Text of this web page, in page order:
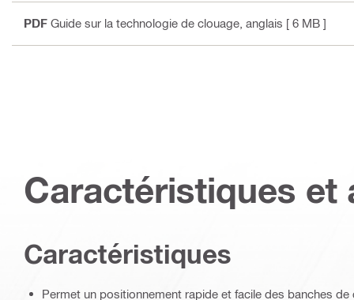
PDF Guide sur la technologie de clouage , anglais [ 6 MB ]
Caractéristiques et
Caractéristiques
Permet un positionnement rapide et facile des banches